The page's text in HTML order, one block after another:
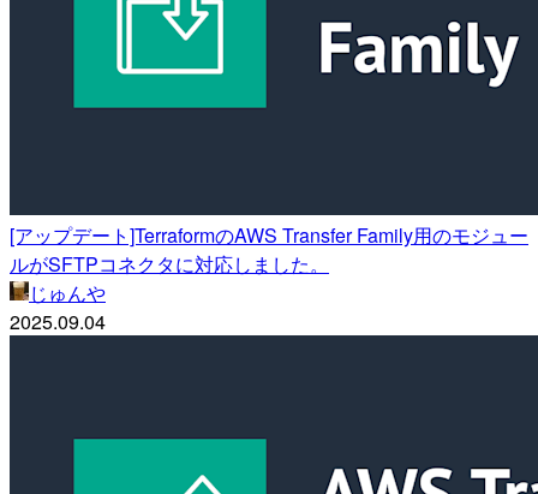
[アップデート]TerraformのAWS Transfer Family用のモジュー
ルがSFTPコネクタに対応しました。
じゅんや
2025.09.04